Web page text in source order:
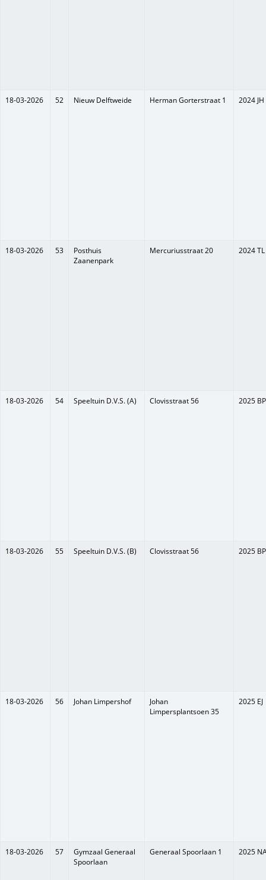
18-03-2026 52 Nieuw Delftweide Herman Gorterstraat 1 2024 JH
18-03-2026 53
Posthuis
Zaanenpark
Mercuriusstraat 20 2024 TL
18-03-2026 54 Speeltuin D.V.S. (A) Clovisstraat 56 2025 BP
18-03-2026 55 Speeltuin D.V.S. (B) Clovisstraat 56 2025 BP
18-03-2026 56 Johan Limpershof
Johan
Limpersplantsoen 35
2025 EJ
18-03-2026 57
Gymzaal Generaal
Spoorlaan
Generaal Spoorlaan 1 2025